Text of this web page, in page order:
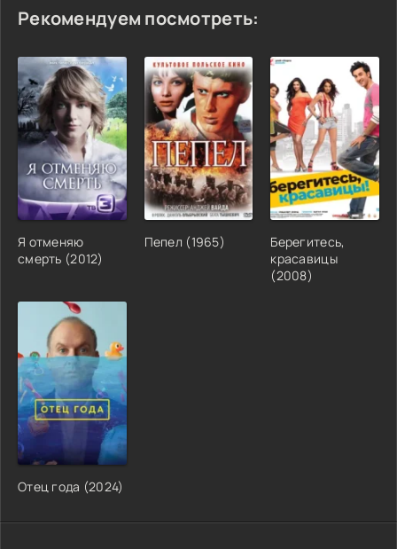
Рекомендуем посмотреть:
Я отменяю
смерть (2012)
Пепел (1965)
Берегитесь,
красавицы
(2008)
Отец года (2024)